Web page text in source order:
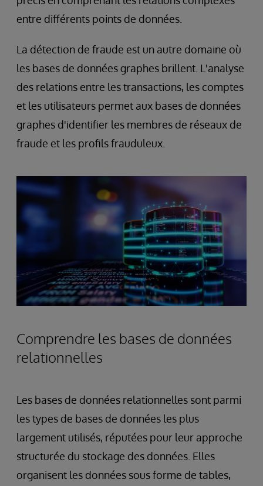
entre différents points de données.
La détection de fraude est un autre domaine où
les bases de données graphes brillent. L'analyse
des relations entre les transactions, les comptes
et les utilisateurs permet aux bases de données
graphes d'identifier les membres de réseaux de
fraude et les profils frauduleux.
Comprendre les bases de données
relationnelles
Les bases de données relationnelles sont parmi
les types de bases de données les plus
largement utilisés, réputées pour leur approche
structurée du stockage des données. Elles
organisent les données sous forme de tables,